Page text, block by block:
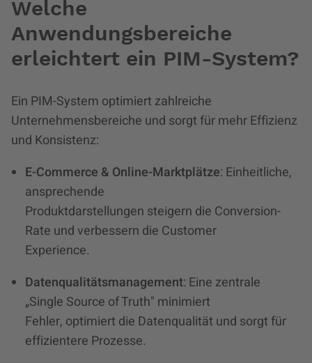
Welche
Anwendungsbereiche
erleichtert ein PIM-System?
Ein PIM-System optimiert zahlreiche
Unternehmensbereiche und sorgt für mehr Effizienz
und Konsistenz:
E-Commerce & Online-Marktplätze: Einheitliche,
ansprechende
Produktdarstellungen steigern die Conversion-
Rate und verbessern die Customer
Experience.
Datenqualitätsmanagement: Eine zentrale
„Single Source of Truth" minimiert
Fehler, optimiert die Datenqualität und sorgt für
effizientere Prozesse.